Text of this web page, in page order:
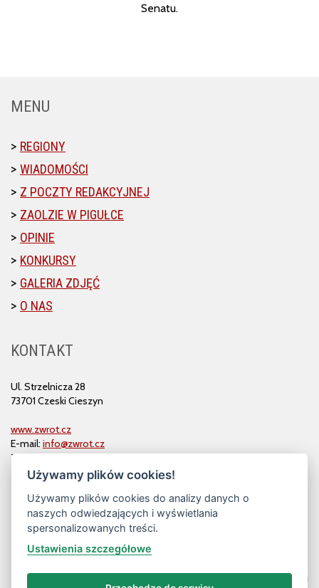
Senatu.
MENU
REGIONY
WIADOMOŚCI
Z POCZTY REDAKCYJNEJ
ZAOLZIE W PIGUŁCE
OPINIE
KONKURSY
GALERIA ZDJĘĆ
O NAS
KONTAKT
Ul. Strzelnicza 28
73701 Czeski Cieszyn
www.zwrot.cz
E-mail: info@zwrot.cz
Tel. i faks: 558 711 582
Używamy plików cookies!
Używamy plików cookies do analizy danych o
naszych odwiedzających i wyświetlania
spersonalizowanych treści.
Ustawienia szczegółowe